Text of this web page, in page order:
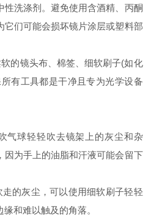
性洗涤剂。避免使用含酒精、丙酮
它们可能会损坏镜片涂层或塑料部
镜头布、棉签、细软刷子(如化
有工具都是干净且专为光学设备
球轻轻吹去镜架上的灰尘和杂
因为手上的油脂和汗液可能会留下
的灰尘，可以使用细软刷子轻轻
和难以触及的角落。